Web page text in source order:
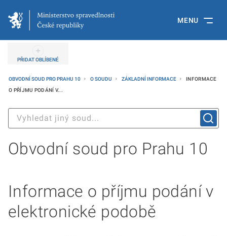
MENU
PŘIDAT OBLÍBENÉ
OBVODNÍ SOUD PRO PRAHU 10 O SOUDU ZÁKLADNÍ INFORMACE
INFORMACE
O PŘÍJMU PODÁNÍ V...
Obvodní soud pro Prahu 10
Informace o příjmu podání v
elektronické podobě